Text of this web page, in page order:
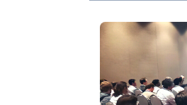
Innovazione
vincitori del
“Rete Italiana
immunologico, la
delle Emergenze